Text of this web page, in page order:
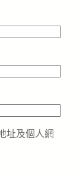
址及個人網